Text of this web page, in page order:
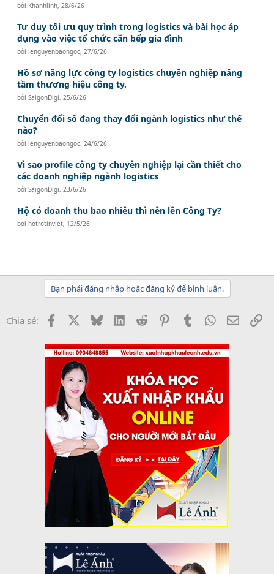
bởi Khanhlinh,28/6/26
Tư duy tối ưu quy trình trong logistics và bài học áp
dụng vào việc tổ chức căn bếp gia đình
bởilenguyenbaongoc,27/6/26
Hồ sơ năng lực công ty logistics chuyên nghiệp nâng
tầm thương hiệu công ty.
bởiSaigonDigi,25/6/26
Chuyển đổi số đang thay đổi ngành logistics như thế
nào?
bởilenguyenbaongoc,24/6/26
Vì sao profile công ty chuyên nghiệp lại cần thiết cho
các doanh nghiệp ngành logistics
bởiSaigonDigi,23/6/26
Hộ có doanh thu bao nhiêu thì nên lên Công Ty?
bởihotrotinviet, 12/5/26
Bạn phải đăng nhập hoặc đăng ký để bình luận.
Chia sẻ: Facebook BlueskyLinkedInReddit PinterestTumblrWhatsApp
Email